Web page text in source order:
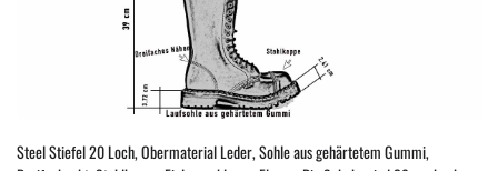
Steel Stiefel 20 Loch, Obermaterial Leder, Sohle aus gehärtetem Gummi,